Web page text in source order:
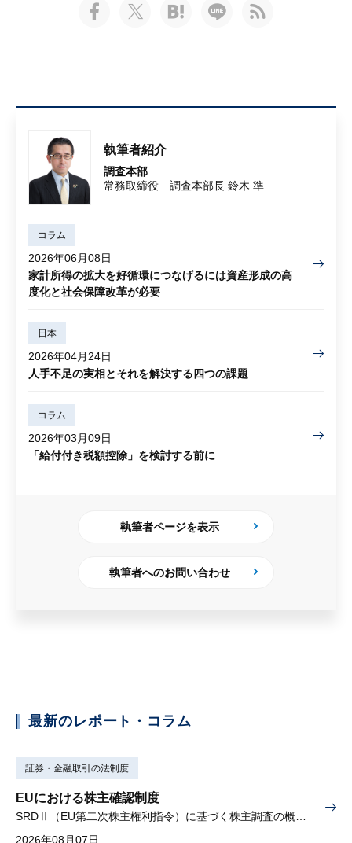
執筆者紹介
調査本部
常務取締役 調査本部長 鈴木 準
コラム
2026年06月08日
家計所得の拡大を好循環につなげるには資産形成の高
度化と社会保障改革が必要
日本
2026年04月24日
人手不足の実相とそれを解決する四つの課題
コラム
2026年03月09日
「給付付き税額控除」を検討する前に
執筆者ページを表示
執筆者へのお問い合わせ
最新のレポート・コラム
証券・金融取引の法制度
EUにおける株主確認制度
2026年08月07日